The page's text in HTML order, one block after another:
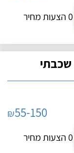
0 הצעות מחיר
₪55-150
0 הצעות מחיר